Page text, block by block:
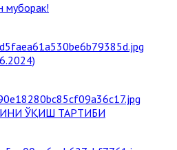
муборак!
ЎҚИШ ТАРТИБИ